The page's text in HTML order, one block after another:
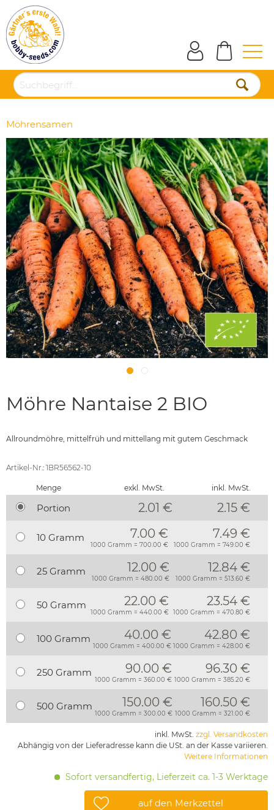
Möhrensamen
Möhre Nantaise 2 BIO
Allroundmöhre, mittelfrüh und mittellang mit gutem Geschmack
Artikel-Nr.: 1BR56562-10
Menge exkl. MwSt. inkl. MwSt.
Portion 2.01 € 2.15 €
10 Gramm 7.00 €
1000 Gramm = 700.00 €
7.49 €
1000 Gramm = 749.00 €
25 Gramm 12.00 €
1000 Gramm = 480.00 €
12.84 €
1000 Gramm = 513.60 €
50 Gramm 22.00 €
1000 Gramm = 440.00 €
23.54 €
1000 Gramm = 470.80 €
100 Gramm 40.00 €
1000 Gramm = 400.00 €
42.80 €
1000 Gramm = 428.00 €
250 Gramm 90.00 €
1000 Gramm = 360.00 €
96.30 €
1000 Gramm = 385.20 €
500 Gramm 150.00 €
1000 Gramm = 300.00 €
160.50 €
1000 Gramm = 321.00 €
inkl. MwSt. zzgl. Versandkosten
Abhängig von der Lieferadresse kann die USt. an der Kasse variieren.
Weitere Informationen
Sofort versandfertig, Lieferzeit ca. 1-3 Werktage
auf den Merkzettel